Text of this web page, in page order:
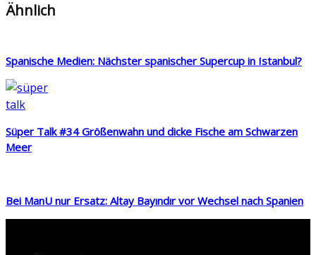
Ähnlich
Spanische Medien: Nächster spanischer Supercup in Istanbul?
Süper Talk #34 Größenwahn und dicke Fische am Schwarzen
Meer
Bei ManU nur Ersatz: Altay Bayındır vor Wechsel nach Spanien